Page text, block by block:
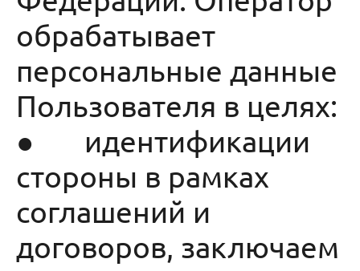
обрабатывает
персональные данные
Пользователя в целях:
● идентификации
стороны в рамках
соглашений и
договоров, заключаем